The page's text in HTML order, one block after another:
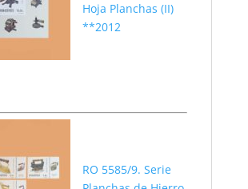
Hoja Planchas (II)
**2012
RO 5585/9. Serie